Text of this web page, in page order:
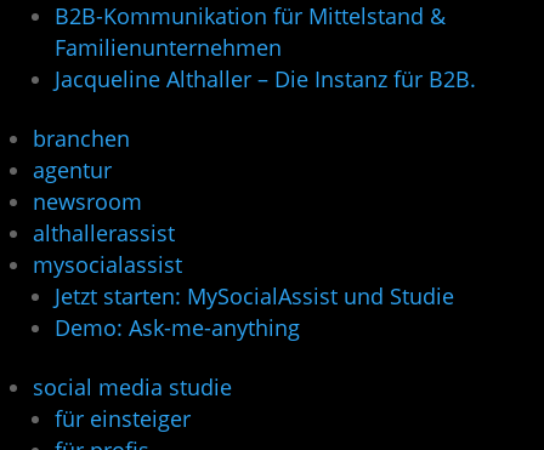
B2B-Kommunikation für Mittelstand &
Familienunternehmen
Jacqueline Althaller – Die Instanz für B2B.
branchen
agentur
newsroom
althallerassist
mysocialassist
Jetzt starten: MySocialAssist und Studie
Demo: Ask-me-anything
social media studie
für einsteiger